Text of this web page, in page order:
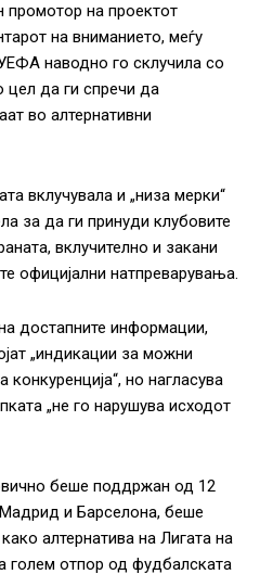
промотор на проектот
на вниманието, меѓу
наводно го склучила со
цел да ги спречи да
во алтернативни
вклучувала и „низа мерки“
за да ги принуди клубовите
вклучително и закани
официјални натпреварувања.
достапните информации,
„индикации за можни
но нагласува
„не го нарушува исходот
беше поддржан од 12
Мадрид и Барселона, беше
алтернатива на Лигата на
голем отпор од фудбалската